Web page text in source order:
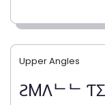
Upper Angles
ƧMΛᄂᄂ